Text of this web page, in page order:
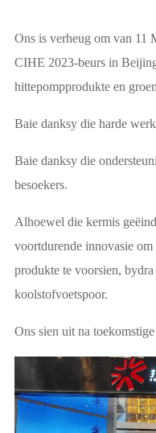
Ons is verheug om van 11
CIHE 2023-beurs in
hittepompprodukte en
Baie danksy die harde
Baie danksy die
besoekers.
Alhoewel die kermis
voortdurende innovasie om
produkte te voorsien,
koolstofvoetspoor.
Ons sien uit na